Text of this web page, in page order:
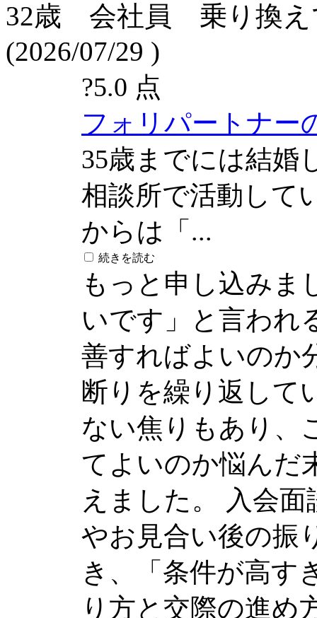
32歳 会社員 乗り換え
(2026/07/29 )
?5.0 点
フォリパートナー
35歳までには結婚
相談所で活動して
からは「...
続きを読む
もっと申し込みま
いです」と言われ
善すればよいのか
断りを繰り返して
ない焦りもあり、
てよいのか悩んだ
えました。 入会
やお見合い後の振
き、「条件が高す
り方と交際の進め